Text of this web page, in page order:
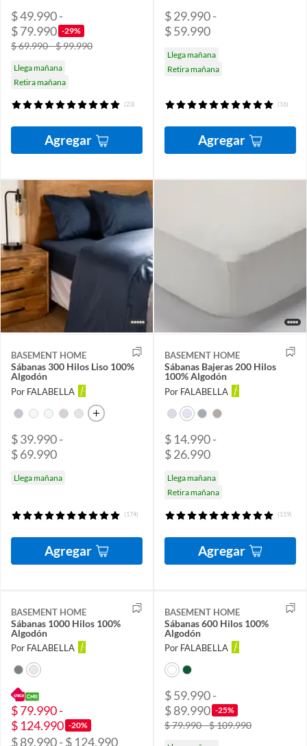
$ 49.990 -
$ 79.990 -29%
$ 69.990 - $ 99.990
Llega mañana
Retira mañana
(23)
Agregar
$ 29.990 -
$ 59.990
Llega mañana
Retira mañana
(16)
Agregar
BASEMENT HOME
Sábanas 300 Hilos Liso 100%
Algodón
Por FALABELLA
$ 39.990 -
$ 69.990
Llega mañana
(174)
Agregar
BASEMENT HOME
Sábanas Bajeras 200 Hilos
100% Algodón
Por FALABELLA
$ 14.990 -
$ 26.990
Llega mañana
Retira mañana
(119)
Agregar
BASEMENT HOME
Sábanas 1000 Hilos 100%
Algodón
Por FALABELLA
$ 79.990 -
$ 124.990 -20%
$ 89.990 - $ 124.990
BASEMENT HOME
Sábanas 600 Hilos 100%
Algodón
Por FALABELLA
$ 59.990 -
$ 89.990 -25%
$ 79.990 - $ 109.990